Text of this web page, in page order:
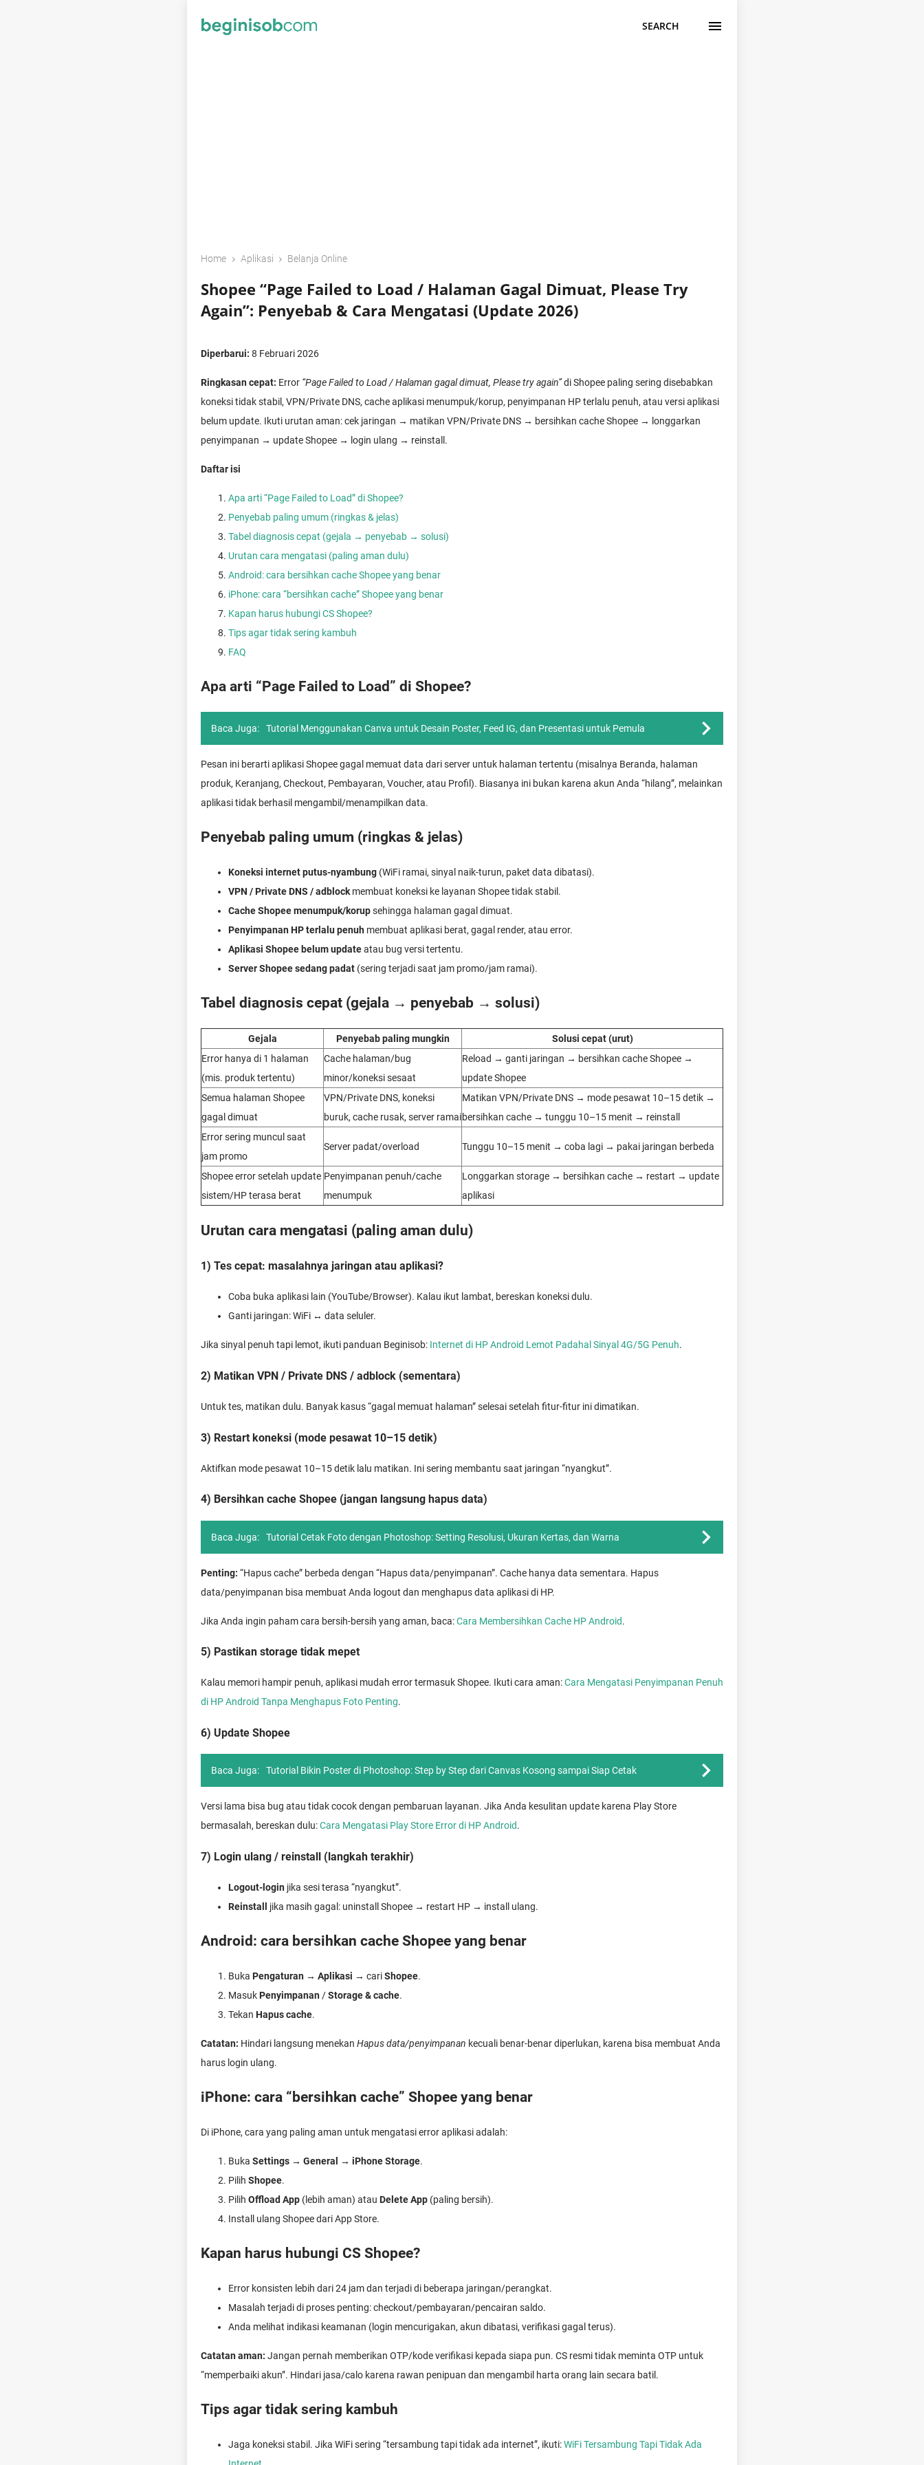
SEARCH
Home › Aplikasi › Belanja Online
Shopee “Page Failed to Load / Halaman Gagal Dimuat, Please Try
Again”: Penyebab & Cara Mengatasi (Update 2026)
Diperbarui: 8 Februari 2026
Ringkasan cepat: Error “Page Failed to Load / Halaman gagal dimuat, Please try again”di Shopee paling sering disebabkan
koneksi tidak stabil, VPN/Private DNS, cache aplikasi menumpuk/korup, penyimpanan HP terlalu penuh, atau versi aplikasi
belum update. Ikuti urutan aman: cek jaringan → matikan VPN/Private DNS → bersihkan cache Shopee → longgarkan
penyimpanan → update Shopee → login ulang → reinstall.
Daftar isi
Apa arti “Page Failed to Load” di Shopee?
Penyebab paling umum (ringkas & jelas)
Tabel diagnosis cepat (gejala → penyebab → solusi)
Urutan cara mengatasi (paling aman dulu)
Android: cara bersihkan cache Shopee yang benar
iPhone: cara “bersihkan cache” Shopee yang benar
Kapan harus hubungi CS Shopee?
Tips agar tidak sering kambuh
FAQ
Apa arti “Page Failed to Load” di Shopee?
Baca Juga: Tutorial Menggunakan Canva untuk Desain Poster, Feed IG, dan Presentasi untuk Pemula
Pesan ini berarti aplikasi Shopee gagal memuat data dari server untuk halaman tertentu (misalnya Beranda, halaman
produk, Keranjang, Checkout, Pembayaran, Voucher, atau Profil). Biasanya ini bukan karena akun Anda “hilang”, melainkan
aplikasi tidak berhasil mengambil/menampilkan data.
Penyebab paling umum (ringkas & jelas)
Koneksi internet putus-nyambung (WiFi ramai, sinyal naik-turun, paket data dibatasi).
VPN / Private DNS / adblock membuat koneksi ke layanan Shopee tidak stabil.
Cache Shopee menumpuk/korupsehingga halaman gagal dimuat.
Penyimpanan HP terlalu penuh membuat aplikasi berat, gagal render, atau error.
Aplikasi Shopee belum updateatau bug versi tertentu.
Server Shopee sedang padat (sering terjadi saat jam promo/jam ramai).
Tabel diagnosis cepat (gejala → penyebab → solusi)
Gejala Penyebab paling mungkin
Solusi cepat (urut)
Error hanya di 1 halaman
(mis. produk tertentu)
Cache halaman/bug
minor/koneksi sesaat
Reload → ganti jaringan → bersihkan cache Shopee →
update Shopee
Semua halaman Shopee
gagal dimuat
VPN/Private DNS, koneksi
buruk, cache rusak, server ramai
Matikan VPN/Private DNS → mode pesawat 10–15 detik →
bersihkan cache → tunggu 10–15 menit → reinstall
Error sering muncul saat
jam promo
Server padat/overload Tunggu 10–15 menit → coba lagi → pakai jaringan berbeda
Shopee error setelah update
sistem/HP terasa berat
Penyimpanan penuh/cache
menumpuk
Longgarkan storage → bersihkan cache → restart → update
aplikasi
Urutan cara mengatasi (paling aman dulu)
1) Tes cepat: masalahnya jaringan atau aplikasi?
Coba buka aplikasi lain (YouTube/Browser). Kalau ikut lambat, bereskan koneksi dulu.
Ganti jaringan: WiFi ↔ data seluler.
Jika sinyal penuh tapi lemot, ikuti panduan Beginisob: Internet di HP Android Lemot Padahal Sinyal 4G/5G Penuh.
2) Matikan VPN / Private DNS / adblock (sementara)
Untuk tes, matikan dulu. Banyak kasus “gagal memuat halaman” selesai setelah fitur-fitur ini dimatikan.
3) Restart koneksi (mode pesawat 10–15 detik)
Aktifkan mode pesawat 10–15 detik lalu matikan. Ini sering membantu saat jaringan “nyangkut”.
4) Bersihkan cache Shopee (jangan langsung hapus data)
Baca Juga: Tutorial Cetak Foto dengan Photoshop: Setting Resolusi, Ukuran Kertas, dan Warna
Penting: “Hapus cache” berbeda dengan “Hapus data/penyimpanan”. Cache hanya data sementara. Hapus
data/penyimpanan bisa membuat Anda logout dan menghapus data aplikasi di HP.
Jika Anda ingin paham cara bersih-bersih yang aman, baca:Cara Membersihkan Cache HP Android.
5) Pastikan storage tidak mepet
Kalau memori hampir penuh, aplikasi mudah error termasuk Shopee. Ikuti cara aman:Cara Mengatasi Penyimpanan Penuh
di HP Android Tanpa Menghapus Foto Penting.
6) Update Shopee
Baca Juga: Tutorial Bikin Poster di Photoshop: Step by Step dari Canvas Kosong sampai Siap Cetak
Versi lama bisa bug atau tidak cocok dengan pembaruan layanan. Jika Anda kesulitan update karena Play Store
bermasalah, bereskan dulu:Cara Mengatasi Play Store Error di HP Android.
7) Login ulang / reinstall (langkah terakhir)
Logout-login jika sesi terasa “nyangkut”.
Reinstall
jika masih gagal: uninstall Shopee → restart HP → install ulang.
Android: cara bersihkan cache Shopee yang benar
Buka Pengaturan → Aplikasi → cariShopee.
MasukPenyimpanan /Storage & cache.
Tekan Hapus cache.
Catatan: Hindari langsung menekan Hapus data/penyimpanan kecuali benar-benar diperlukan, karena bisa membuat Anda
harus login ulang.
iPhone: cara “bersihkan cache” Shopee yang benar
Di iPhone, cara yang paling aman untuk mengatasi error aplikasi adalah:
Buka Settings → General → iPhone Storage.
Pilih Shopee.
Pilih Offload App (lebih aman) atau Delete App (paling bersih).
Install ulang Shopee dari App Store.
Kapan harus hubungi CS Shopee?
Error konsisten lebih dari 24 jam dan terjadi di beberapa jaringan/perangkat.
Masalah terjadi di proses penting: checkout/pembayaran/pencairan saldo.
Anda melihat indikasi keamanan (login mencurigakan, akun dibatasi, verifikasi gagal terus).
Catatan aman: Jangan pernah memberikan OTP/kode verifikasi kepada siapa pun. CS resmi tidak meminta OTP untuk
“memperbaiki akun”. Hindari jasa/calo karena rawan penipuan dan mengambil harta orang lain secara batil.
Tips agar tidak sering kambuh
Jaga koneksi stabil. Jika WiFi sering “tersambung tapi tidak ada internet”, ikuti:WiFi Tersambung Tapi Tidak Ada